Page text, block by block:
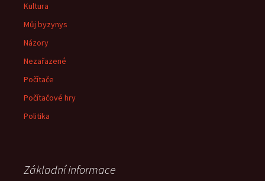
Kultura
Můj byzynys
Názory
Nezařazené
Počítače
Počítačové hry
Politika
Základní informace